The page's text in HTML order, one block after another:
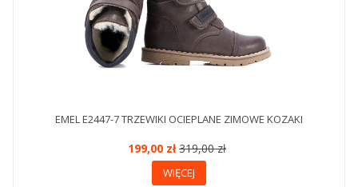
EMEL E2447-7 TRZEWIKI OCIEPLANE ZIMOWE KOZAKI
199,00 zł319,00 zł
WIĘCEJ